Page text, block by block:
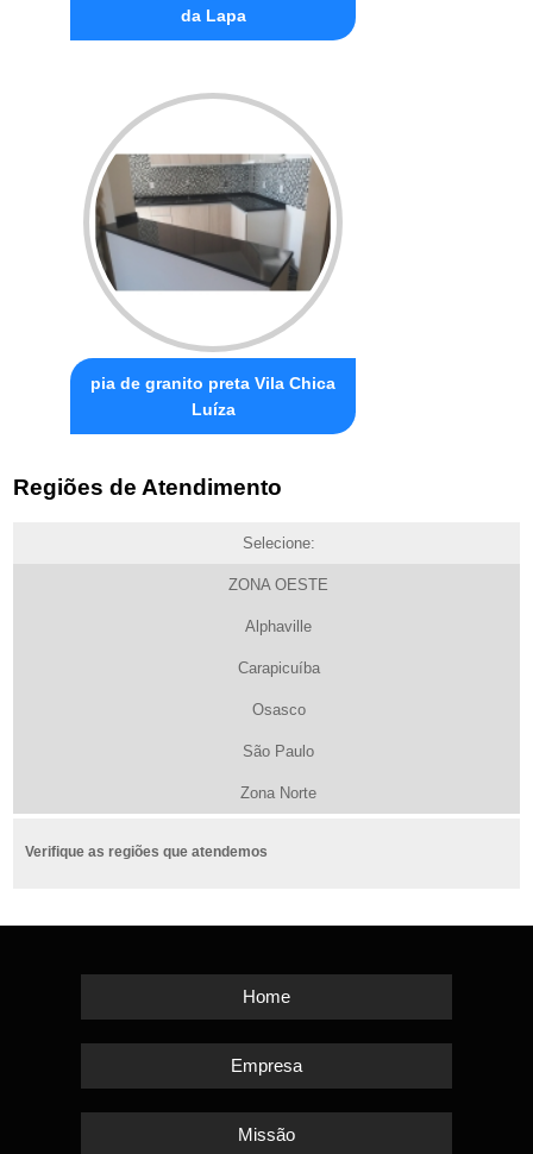
da Lapa
pia de granito preta Vila Chica
Luíza
Regiões de Atendimento
Selecione:
ZONA OESTE
Alphaville
Carapicuíba
Osasco
São Paulo
Zona Norte
Verifique as regiões que atendemos
Home
Empresa
Missão